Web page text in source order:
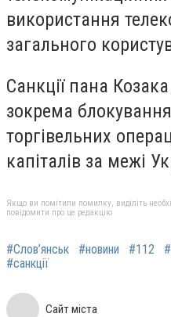
використання
загального
Санкції пана
зокрема
торгівельних
капіталів за межі
Якщо ви помітили помилку, виділіть
повідомити про це редакцію
#Слов’янськ #новини #112
#санкції
Сайт міста